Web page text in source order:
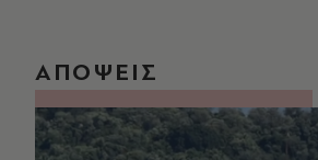
ΑΠΟΨΕΙΣ